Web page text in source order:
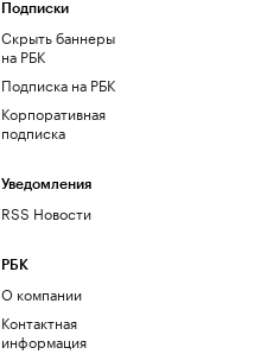
Подписки
Скрыть баннеры
на РБК
Подписка на РБК
Корпоративная
подписка
Уведомления
RSS Новости
РБК
О компании
Контактная
информация